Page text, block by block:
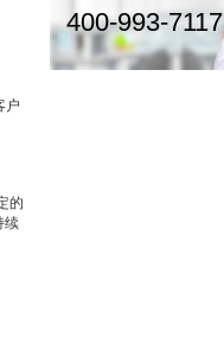
户
的
续
400-993-7117